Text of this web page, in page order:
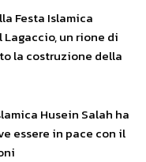
Festa Islamica
un rione di
la costruzione della
Husein Salah ha
essere in pace con il